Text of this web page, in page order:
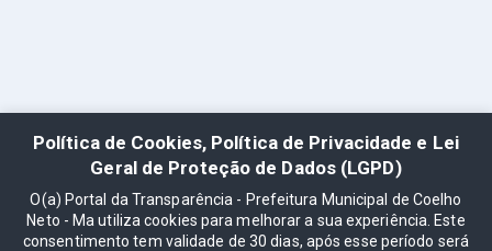
Política de Cookies, Política de Privacidade e Lei
Geral de Proteção de Dados (LGPD)
O(a) Portal da Transparência - Prefeitura Municipal de Coelho
Neto - Ma utiliza cookies para melhorar a sua experiência. Este
consentimento tem validade de 30 dias, após esse período será